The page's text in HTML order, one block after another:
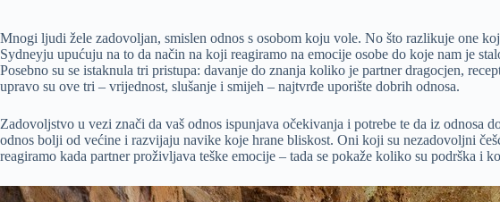
Mnogi ljudi žele zadovoljan, smislen odnos s osobom koju vole. No što razlikuje one
Sydneyju upućuju na to da način na koji reagiramo na emocije osobe do koje nam je
Posebno su se istaknula tri pristupa: davanje do znanja koliko je partner dragocjen,
upravo su ove tri – vrijednost, slušanje i smijeh – najtvrđe uporište dobrih odnosa.
Zadovoljstvo u vezi znači da vaš odnos ispunjava očekivanja i potrebe te da iz
odnos bolji od većine i razvijaju navike koje hrane bliskost. Oni koji su nezadovoljni
reagiramo kada partner proživljava teške emocije – tada se pokaže koliko su podrška i